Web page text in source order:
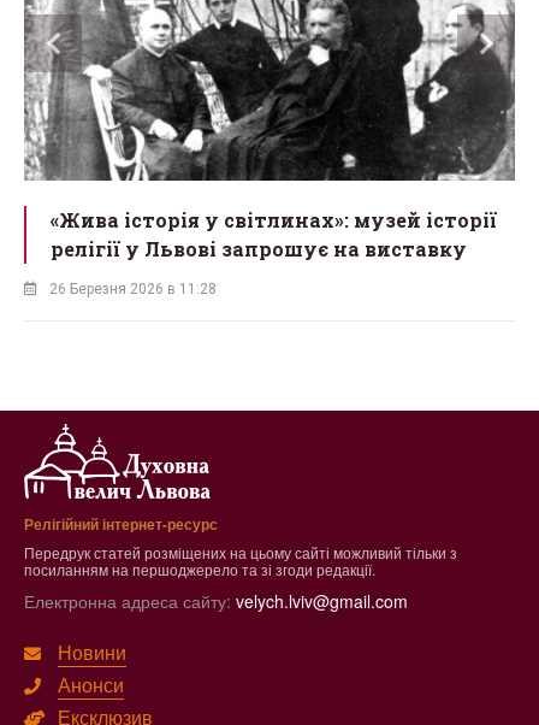
«Мученик з Карпат»: у Львові
відкривають виставку про блаженного
Симеона Лукача
Релігійний інтернет-ресурс
Передрук статей розміщених на цьому сайті можливий тільки з
посиланням на першоджерело та зі згоди редакції.
Електронна адреса сайту: velych.lviv@gmail.com
Новини
Анонси
Ексклюзив